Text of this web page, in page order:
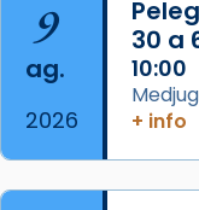
missa
comitè
del Sant Pare
9
ag.
2026
30 a
10:00
+ info